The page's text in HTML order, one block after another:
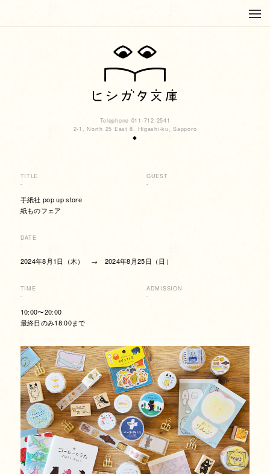
Telephone 011-712-2541
2-1, North 25 East 8, Higashi-ku, Sapporo
◆
TITLE
-
手紙社 pop up store
紙ものフェア
GUEST
-
DATE
-
2024年8月1日（木） → 2024年8月25日（日）
TIME
-
10:00〜20:00
最終日のみ18:00まで
ADMISSION
-